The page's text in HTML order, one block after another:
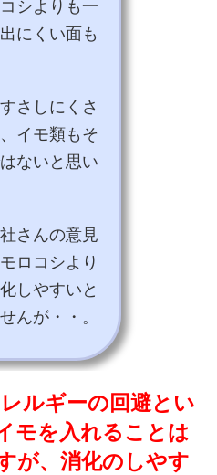
シよりも一
にくい面も
さしにくさ
イモ類もそ
ないと思い
さんの意見
ロコシより
しやすいと
んが・・。
ルギーの回避とい
モを入れることは
が、消化のしやす